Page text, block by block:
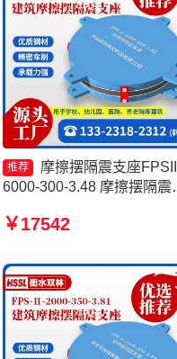
推荐
摩擦摆隔震支座
6000-300-3.48 摩擦摆隔震
厂家 摩擦摆支座定制 摩擦
头工厂
￥17542